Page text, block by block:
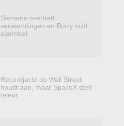
Siemens overtreft
verwachtingen en Burry luidt
alarmbel
Recordjacht op Wall Street
houdt aan, maar SpaceX stelt
teleur